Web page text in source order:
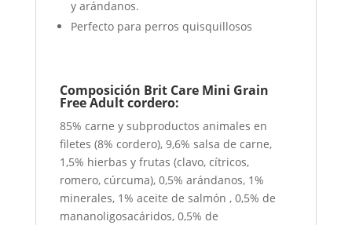
y arándanos.
Perfecto para perros quisquillosos
Composición Brit Care Mini Grain
Free Adult cordero:
85% carne y subproductos animales en
filetes (8% cordero), 9,6% salsa de carne,
1,5% hierbas y frutas (clavo, cítricos,
romero, cúrcuma), 0,5% arándanos, 1%
minerales, 1% aceite de salmón , 0,5% de
mananoligosacáridos, 0,5% de